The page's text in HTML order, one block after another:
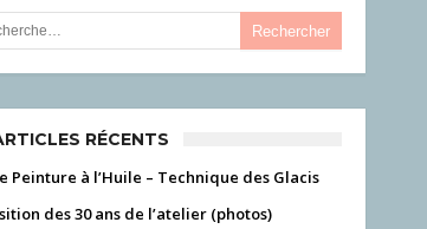
:
RÉCENTS
Peinture à l’Huile – Technique des Glacis
des 30 ans de l’atelier (photos)